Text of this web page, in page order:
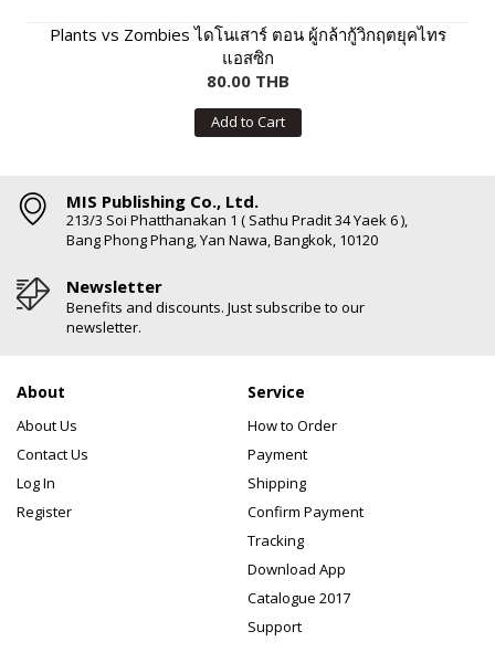
Plants vs Zombies ไดโนเสาร์ ตอน ผู้กล้ากู้วิกฤตยุคไทร
แอสซิก
80.00 THB
Add to Cart
MIS Publishing Co., Ltd.
213/3 Soi Phatthanakan 1 ( Sathu Pradit 34 Yaek 6 ),
Bang Phong Phang, Yan Nawa, Bangkok, 10120
Newsletter
Benefits and discounts. Just subscribe to our
newsletter.
About
About Us
Contact Us
Log In
Register
Service
How to Order
Payment
Shipping
Confirm Payment
Tracking
Download App
Catalogue 2017
Support